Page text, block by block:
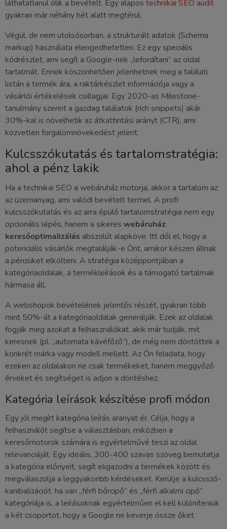
láthatatlanul ölik a bevételt. Egy alapos technikai SEO audit
gyakran már néhány hét alatt megtérül.
Végül, de nem utolsósorban, a strukturált adatok (Schema
markup) használata elengedhetetlen. Ez egy speciális
kódrészlet, ami segít a Google-nek „lefordítani” az oldal
tartalmát. Ennek köszönhetően jelenhetnek meg a találati
listán a termék ára, a raktárkészlet információja vagy a
vásárlói értékelések csillagjai. Egy 2020-as Milestone-
tanulmány szerint a gazdag találatok (rich snippets) akár
30%-kal is növelhetik az átkattintási arányt (CTR), ami
közvetlen forgalomnövekedést jelent.
Kulcsszókutatás és tartalomstratégia:
ahol a pénz lakik
Ha a technikai SEO a webáruház motorja, akkor a tartalom az
az üzemanyag, ami valódi bevételt termel. A profi
kulcsszókutatás és az arra épülő tartalomstratégia nem egy
opcionális lépés, hanem a sikeres webáruház
keresőoptimalizálás abszolút alapköve. Itt dől el, hogy a
potenciális vásárlók megtalálják-e Önt, amikor készen állnak
a pénzüket elkölteni. A stratégia középpontjában a
kategóriaoldalak, a termékleírások és a támogató tartalmak
hármasa áll.
A webshopok bevételének jelentős részét, gyakran több
mint 50%-át a kategóriaoldalak generálják. Ezek az oldalak
fogják meg azokat a felhasználókat, akik már tudják, mit
keresnek (pl. „automata kávéfőző”), de még nem döntöttek a
konkrét márka vagy modell mellett. Az Ön feladata, hogy
ezeken az oldalakon ne csak termékeket, hanem meggyőző
érveket és segítséget is adjon a döntéshez.
Kategória leírások készítése profi módon
Egy jól megírt kategória leírás aranyat ér. Célja, hogy a
felhasználót segítse a választásban, miközben a
keresőmotorok számára is egyértelművé teszi az oldal
relevanciáját. Egy ideális, 300-400 szavas szöveg bemutatja
a kategória előnyeit, segít eligazodni a termékek között és
megválaszolja a leggyakoribb kérdéseket. Kerülje a kulcsszó-
kanibalizációt: ha van „férfi bőrcipő” és „férfi alkalmi cipő”
kategóriája is, a leírásoknak egyértelműen el kell különíteniük
a két csoportot, hogy a Google ne keverje össze őket.